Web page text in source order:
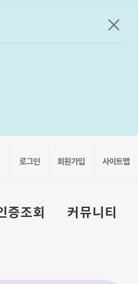
공지
로그인 회원가입 사이트맵
증조회 커뮤니티